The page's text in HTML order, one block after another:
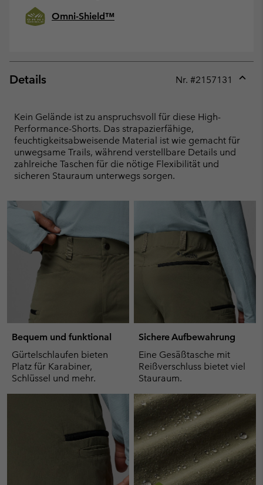
Omni-Shield™
Details Nr. #2157131
Kein Gelände ist zu anspruchsvoll für diese High-
Performance-Shorts. Das strapazierfähige,
feuchtigkeitsabweisende Material ist wie gemacht für
unwegsame Trails, während verstellbare Details und
zahlreiche Taschen für die nötige Flexibilität und
sicheren Stauraum unterwegs sorgen.
Bequem und funktional
Gürtelschlaufen bieten
Platz für Karabiner,
Schlüssel und mehr.
Sichere Aufbewahrung
Eine Gesäßtasche mit
Reißverschluss bietet viel
Stauraum.